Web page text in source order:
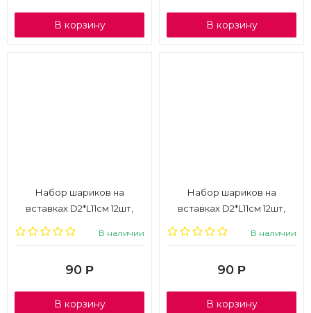
В корзину В корзину
Набор шариков на
вставках D2*L11см 12шт,
розовый, 1/6
В наличии
90 Р
В корзину
Набор шариков на
вставках D2*L11см 12шт,
голубой, 1/6
В наличии
90 Р
В корзину